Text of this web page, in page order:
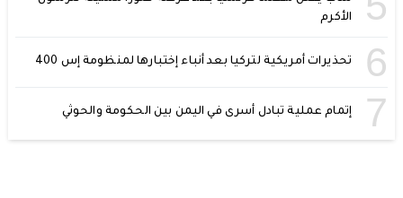
الأكرم
6 تحذيرات أمريكية لتركيا بعد أنباء إختبارها لمنظومة إس 400
7 إتمام عملية تبادل أسرى في اليمن بين الحكومة والحوثي